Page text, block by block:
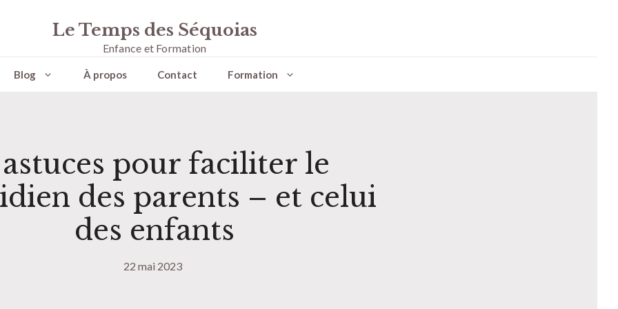
Le Temps des Séquoias
Enfance et Formation
Blog À propos Contact Formation
pour faciliter le
des parents – et celui
des enfants
22 mai 2023